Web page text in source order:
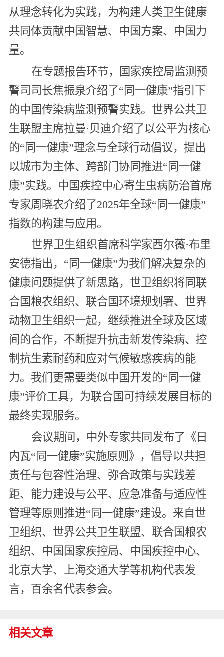
从理念转化为实践，为构建人类卫生健康
共同体贡献中国智慧、中国方案、中国力
量。
在专题报告环节，国家疾控局监测预
警司司长焦振泉介绍了“同一健康”指引下
的中国传染病监测预警实践。世界公共卫
生联盟主席拉曼·贝迪介绍了以公平为核心
的“同一健康”理念与全球行动倡议，提出
以城市为主体、跨部门协同推进“同一健
康”实践。中国疾控中心寄生虫病防治首席
专家周晓农介绍了2025年全球“同一健康”
指数的构建与应用。
世界卫生组织首席科学家西尔薇·布里
安德指出，“同一健康”为我们解决复杂的
健康问题提供了新思路，世卫组织将同联
合国粮农组织、联合国环境规划署、世界
动物卫生组织一起，继续推进全球及区域
间的合作，不断提升抗击新发传染病、控
制抗生素耐药和应对气候敏感疾病的能
力。我们更需要类似中国开发的“同一健
康”评价工具，为联合国可持续发展目标的
最终实现服务。
会议期间，中外专家共同发布了《日
内瓦“同一健康”实施原则》，倡导以共担
责任与包容性治理、弥合政策与实践差
距、能力建设与公平、应急准备与适应性
管理等原则推进“同一健康”建设。来自世
卫组织、世界公共卫生联盟、联合国粮农
组织、中国国家疾控局、中国疾控中心、
北京大学、上海交通大学等机构代表发
言，百余名代表参会。
相关文章